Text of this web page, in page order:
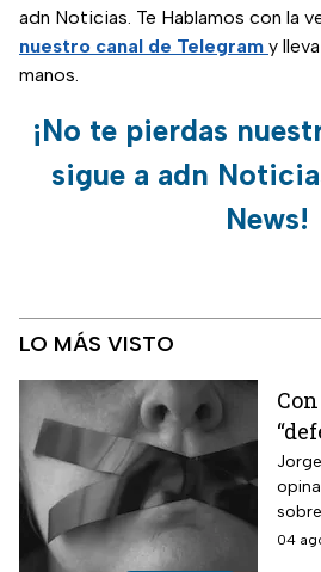
adn Noticias. Te Hablamos con la
nuestro canal de Telegram y
manos.
¡No te pierdas
sigue a adn
News!
LO MÁS VISTO
un
04